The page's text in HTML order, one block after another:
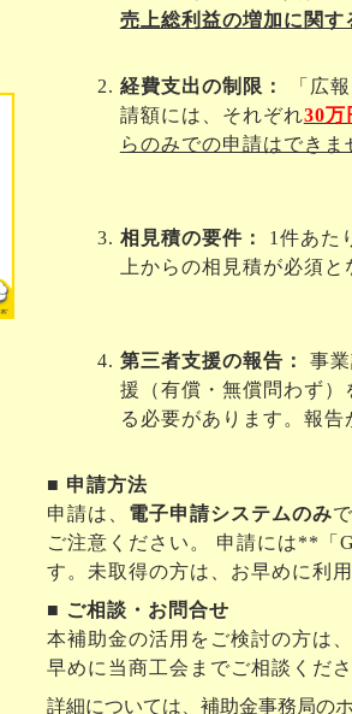
売上総利益の増加に関す
経費支出の制限：
「広
請額には、それぞれ30万
らのみでの申請はできま
相見積の要件： 1件あた
上からの相見積が必須と
第三者支援の報告：
事
援（有償・無償問わず
る必要があります。報
■ 申請方法
申請は、 電子申請システムのみ
ご注意ください 。
申請には**「
す。未取得の方は、お早めに利
■ ご相談・お問合せ
本補助金の活用をご検討の方は
早めに当商工会までご相談くださ
詳細については、補助金事務局の